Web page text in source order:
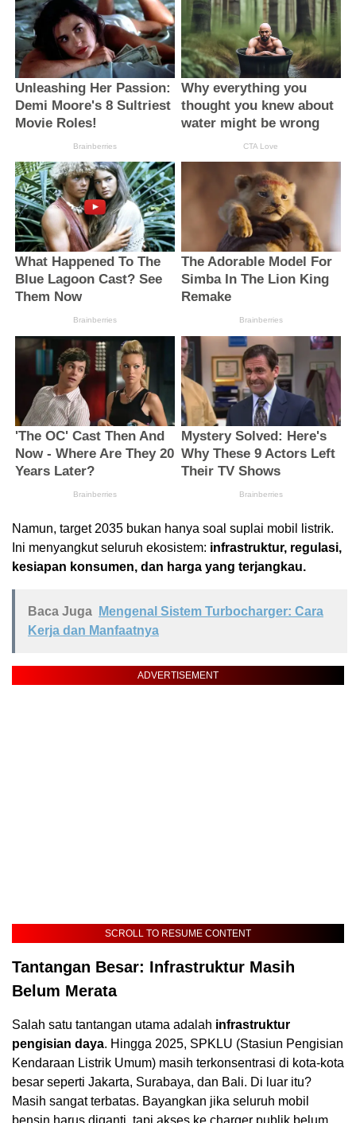
Namun, target 2035 bukan hanya soal suplai mobil listrik.
Ini menyangkut seluruh ekosistem: infrastruktur, regulasi,
kesiapan konsumen, dan harga yang terjangkau.
Baca Juga
Mengenal Sistem Turbocharger: Cara
Kerja dan Manfaatnya
ADVERTISEMENT
SCROLL TO RESUME CONTENT
Tantangan Besar: Infrastruktur Masih
Belum Merata
Salah satu tantangan utama adalah infrastruktur
pengisian daya. Hingga 2025, SPKLU (Stasiun Pengisian
Kendaraan Listrik Umum) masih terkonsentrasi di kota-kota
besar seperti Jakarta, Surabaya, dan Bali. Di luar itu?
Masih sangat terbatas. Bayangkan jika seluruh mobil
bensin harus diganti, tapi akses ke charger publik belum